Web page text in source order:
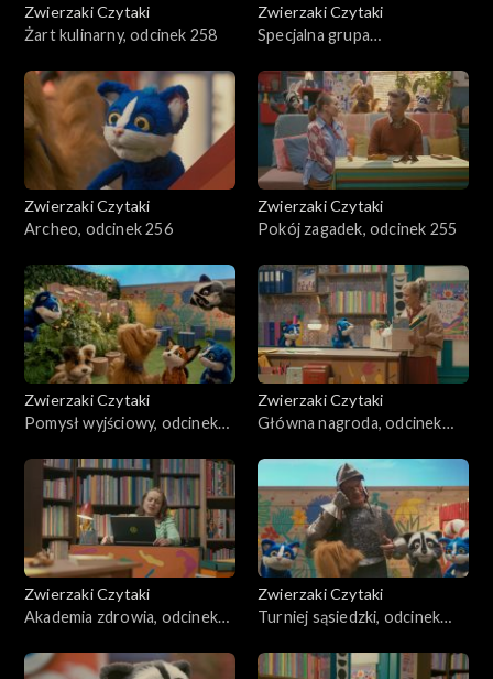
Zwierzaki Czytaki
Żart kulinarny, odcinek 258
Zwierzaki Czytaki
Specjalna grupa
Zwierzaki Czytaki
Archeo, odcinek 256
Zwierzaki Czytaki
Pokój zagadek, odcinek 255
Zwierzaki Czytaki
Pomysł wyjściowy, odcinek
Zwierzaki Czytaki
Główna nagroda, odcinek
Zwierzaki Czytaki
Akademia zdrowia, odcinek
Zwierzaki Czytaki
Turniej sąsiedzki, odcinek